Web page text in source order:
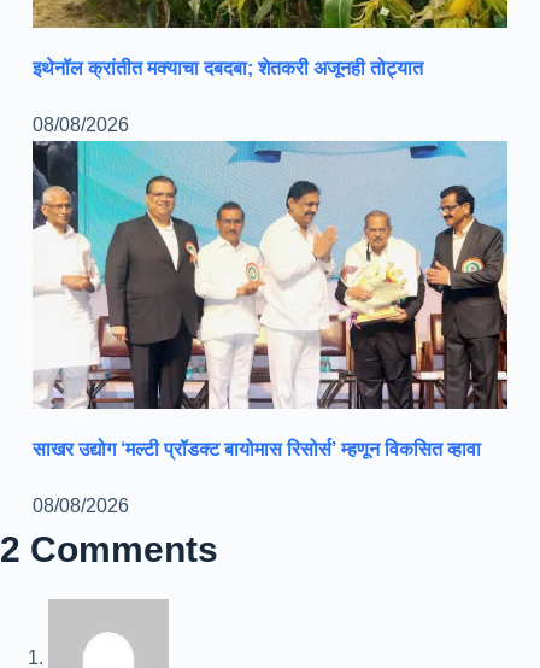
इथेनॉल क्रांतीत मक्याचा दबदबा; शेतकरी अजूनही तोट्यात
08/08/2026
साखर उद्योग ‘मल्टी प्रॉडक्ट बायोमास रिसोर्स’ म्हणून विकसित व्हावा
08/08/2026
2 Comments